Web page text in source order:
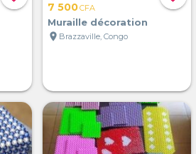
7 500CFA
Muraille décoration
location_on Brazzaville, Congo